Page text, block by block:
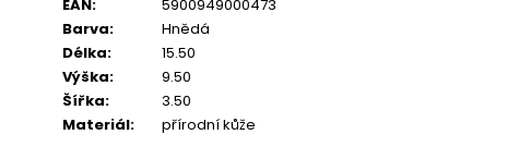
EAN:
5900949000473
Barva:
Hnědá
Délka:
15.50
Výška:
9.50
Šířka:
3.50
Materiál: přírodní kůže